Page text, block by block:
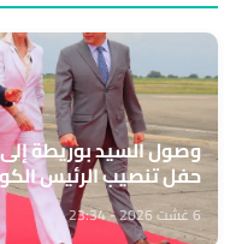
وصول السيد بوريطة
حفل تنصيب الرئيس
6 غشت 2026 - 23:34